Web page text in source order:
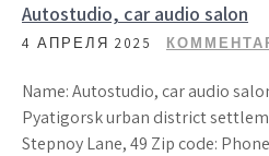
Autostudio, car audio salon
4 АПРЕЛЯ 2025
Name: Autostudio, car audio
Pyatigorsk urban district
Stepnoy Lane, 49 Zip code: